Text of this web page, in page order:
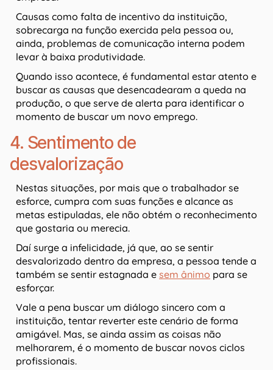
Causas como falta de incentivo da instituição,
sobrecarga na função exercida pela pessoa ou,
ainda, problemas de comunicação interna podem
levar à baixa produtividade.
Quando isso acontece, é fundamental estar atento e
buscar as causas que desencadearam a queda na
produção, o que serve de alerta para identificar o
momento de buscar um novo emprego.
4. Sentimento de
desvalorização
Nestas situações, por mais que o trabalhador se
esforce, cumpra com suas funções e alcance as
metas estipuladas, ele não obtém o reconhecimento
que gostaria ou merecia.
Daí surge a infelicidade, já que, ao se sentir
desvalorizado dentro da empresa, a pessoa tende a
também se sentir estagnada e sem ânimo para se
esforçar.
Vale a pena buscar um diálogo sincero com a
instituição, tentar reverter este cenário de forma
amigável. Mas, se ainda assim as coisas não
melhorarem, é o momento de buscar novos ciclos
profissionais.